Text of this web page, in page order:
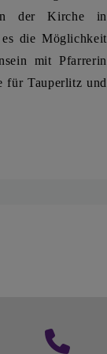
in der Kirche in
die Möglichkeit
mit Pfarrerin
für Tauperlitz und